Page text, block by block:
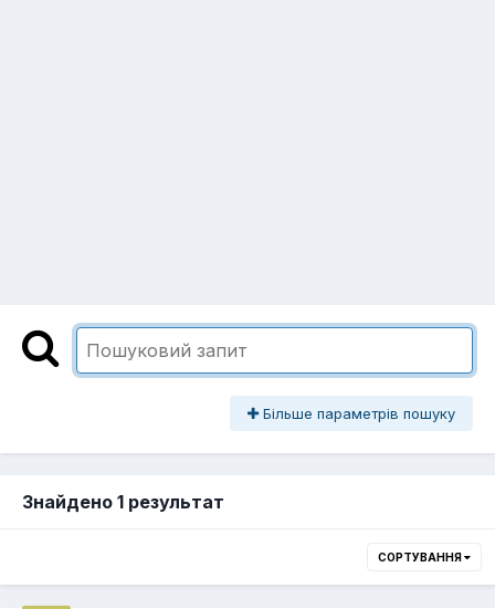
Більше параметрів пошуку
Знайдено 1 результат
СОРТУВАННЯ